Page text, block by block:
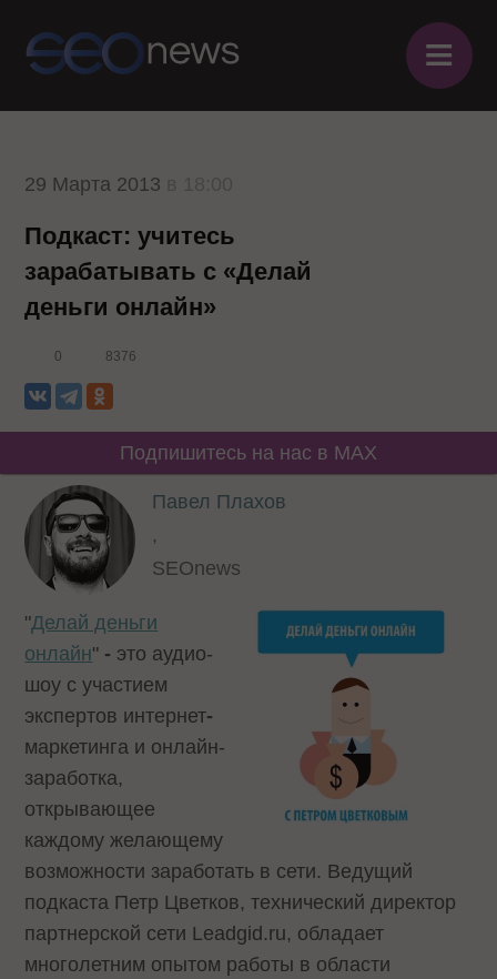
≡
29 Марта 2013
Подкаст: учитесь
зарабатывать с «Делай
деньги онлайн»
0 8376
Подпишитесь на нас в MAX
Павел Плахов
,
SEOnews
"Делай деньги
онлайн" - это аудио-
шоу с участием
экспертов интернет-
маркетинга и онлайн-
заработка,
открывающее
каждому желающему
возможности заработать в сети. Ведущий
подкаста Петр Цветков, технический директор
партнерской сети Leadgid.ru, обладает
многолетним опытом работы в области